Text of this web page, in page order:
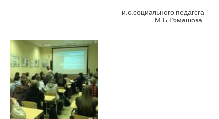
и.о.социального педагога
М.Б.Ромашова.